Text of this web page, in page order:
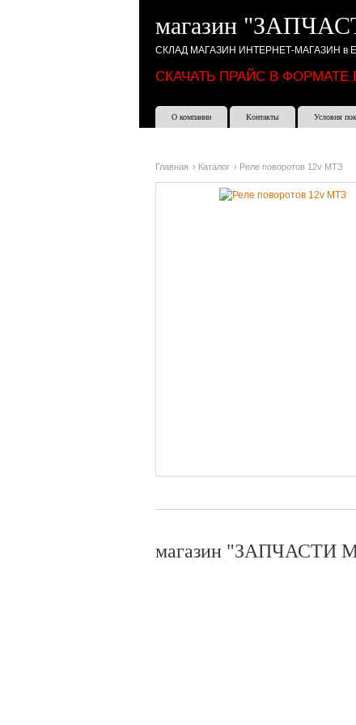
магазин
СКЛАД МАГАЗИН ИНТЕРНЕТ-МАГАЗИН в
СКАЧАТЬ ПРАЙС В ФОРМАТЕ
О компании Контакты Условия
Главная › Каталог › Реле поворотов 12v МТЗ
магазин "ЗАПЧАСТИ